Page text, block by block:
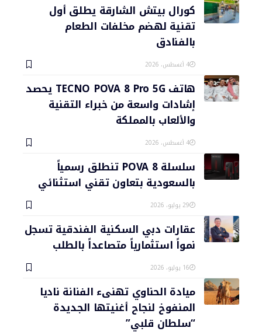
كورال بيتش الشارقة يطلق أول
تقنية لهضم مخلفات الطعام
بالفنادق
4 أغسطس، 2026
هاتف TECNO POVA 8 Pro 5G يحصد
إشادات واسعة من خبراء التقنية
والألعاب بالمملكة
4 أغسطس، 2026
سلسلة POVA 8 تنطلق رسمياً
بالسعودية بتعاون تقني استثنائي
29 يوليو، 2026
عقارات دبي السكنية الفندقية تسجل
نمواً استثمارياً متصاعداً بالطلب
16 يوليو، 2026
ميادة الحناوي تهنىء الفنانة ناديا
المنفوخ لنجاح أغنيتها الجديدة
“سلطان قلبي”